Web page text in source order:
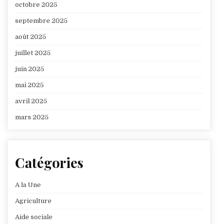
octobre 2025
septembre 2025
août 2025
juillet 2025
juin 2025
mai 2025
avril 2025
mars 2025
Catégories
A la Une
Agriculture
Aide sociale